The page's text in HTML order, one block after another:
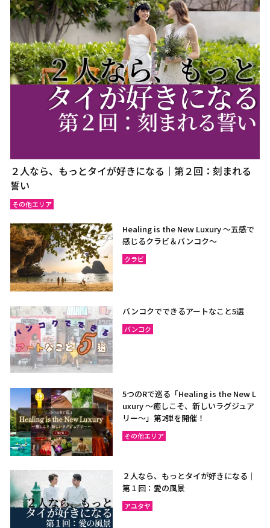
２人なら、もっとタイが好きになる｜第２回：刻まれる
誓い
その他エリア
Healing is the New Luxury ～五感で
感じるクラビ＆バンコク～
クラビ
バンコクでできるアートなこと5選
バンコク
5つのRで巡る「Healing is the New L
uxury ～癒しこそ、新しいラグジュア
リー〜」第2弾を開催！
その他エリア
２人なら、もっとタイが好きになる｜
第１回：愛の風景
アユタヤ